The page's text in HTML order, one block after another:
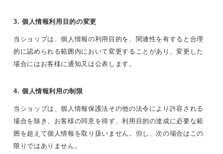
3. 個人情報利用目的の変更
当ショップは、個人情報の利用目的を、関連性を有すると合理
的に認められる範囲内において変更することがあり、変更した
場合にはお客様に通知又は公表します。
4. 個人情報利用の制限
当ショップは、個人情報保護法その他の法令により許容される
場合を除き、お客様の同意を得ず、利用目的の達成に必要な範
囲を超えて個人情報を取り扱いません。但し、次の場合はこの
限りではありません。